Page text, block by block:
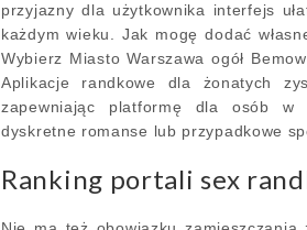
przyjazny dla użytkownika interfejs
każdym wieku. Jak mogę dodać
Wybierz Miasto Warszawa ogół
Aplikacje randkowe dla żonatych
zapewniając platformę dla osób w
dyskretne romanse lub przypadkowe
Ranking portali sex